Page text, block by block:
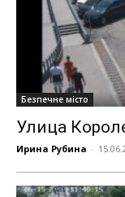
Безпечне місто
Улица
Ирина Рубина -